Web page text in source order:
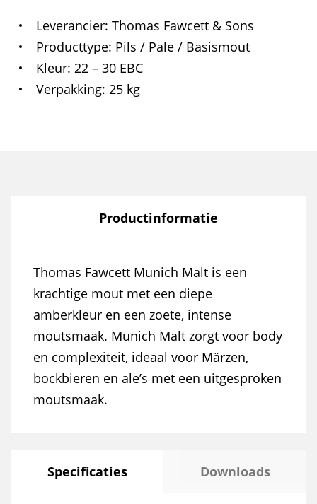
Leverancier Thomas Fawcett & Sons
Producttype Pils / Pale / Basismout
Kleur 22 – 30 EBC
Verpakking 25 kg
Productinformatie
Thomas Fawcett Munich Malt is een
krachtige mout met een diepe
amberkleur en een zoete, intense
moutsmaak. Munich Malt zorgt voor body
en complexiteit, ideaal voor Märzen,
bockbieren en ale’s met een uitgesproken
moutsmaak.
Specificaties Downloads